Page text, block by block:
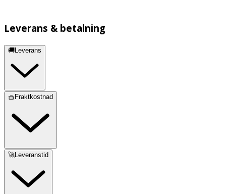
Leverans & betalning
🚚Leverans
🧺Fraktkostnad
🚀Leveranstid